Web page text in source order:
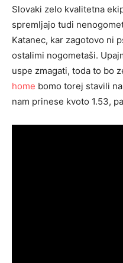
Slovaki zelo kvalitetna
spremljajo tudi
Katanec, kar zagotovo ni
ostalimi nogometaši.
uspe zmagati, toda to bo
home bomo torej stavili
nam prinese kvoto 1.53,